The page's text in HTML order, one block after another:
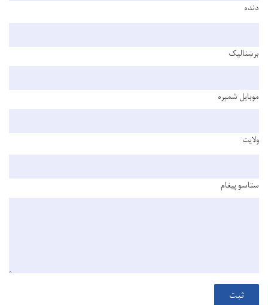
دنده
برښنالیک
موبایل شمېره
ولایت
ستاسو پیغام
ثبت